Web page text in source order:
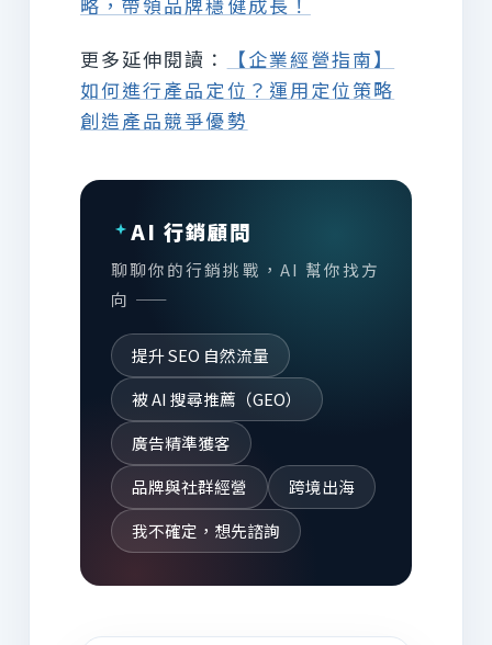
更多延伸閱讀：
【企業經營指南】
如何進行產品定位？運用定位策略
創造產品競爭優勢
AI 行銷顧問
聊聊你的行銷挑戰，AI 幫你找方
向 ——
提升 SEO 自然流量
被 AI 搜尋推薦（GEO）
廣告精準獲客
品牌與社群經營
跨境出海
我不確定，想先諮詢